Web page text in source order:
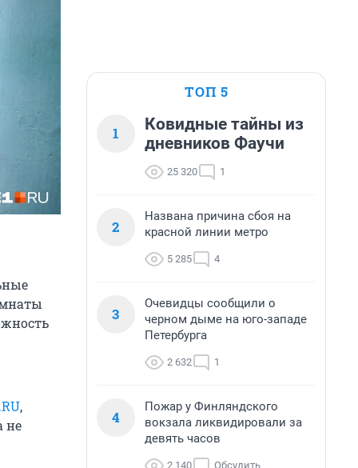
,
не
ТОП 5
1
Ковидные тайны из
дневников Фаучи
25 320 1
2
Названа причина сбоя на
красной линии метро
5 285 4
3
Очевидцы сообщили о
черном дыме на юго-западе
Петербурга
2 632 1
4
Пожар у Финляндского
вокзала ликвидировали за
девять часов
2 140 Обсудить